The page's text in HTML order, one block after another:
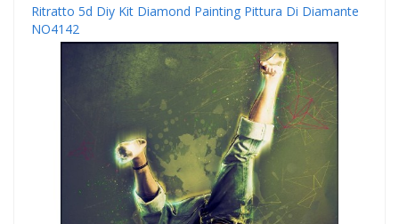
Ritratto 5d Diy Kit Diamond Painting Pittura Di Diamante
NO4142